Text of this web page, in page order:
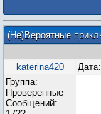
(Не)Вероятные
katerina420
Группа:
Проверенные
Сообщений: